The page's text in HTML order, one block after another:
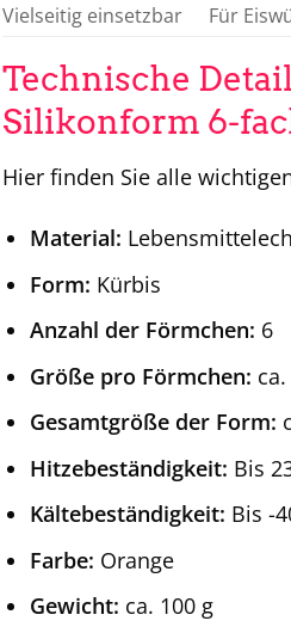
Vielseitig einsetzbar
Für
Technische
Silikonform 6-
Hier finden Sie alle
Material:
Form: Kürbis
Anzahl der Förmchen: 6
Größe pro Förmchen:
Gesamtgröße der Form:
Hitzebeständigkeit: Bis
Kältebeständigkeit: Bis -
Farbe: Orange
Gewicht: ca. 100 g